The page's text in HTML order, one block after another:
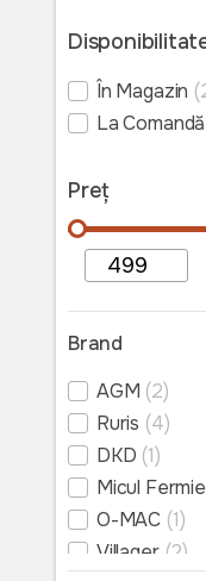
În Magazin
La Comandă
Preț
Brand
AGM (2)
Ruris (4)
DKD (1)
Micul
O-MAC (1)
Villager (2)